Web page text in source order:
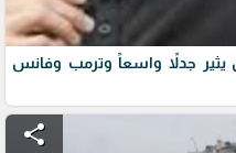
جدلاً واسعاً وترمب وفانس
share